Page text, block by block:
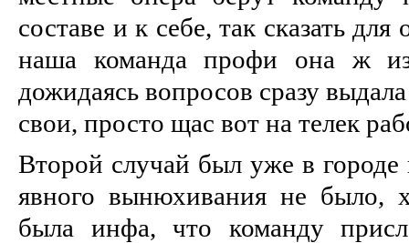
составе и к себе, так сказать
наша команда профи она ж
дожидаясь вопросов сразу
свои, просто щас вот на телек
Второй случай был уже в городе
явного вынюхивания не было,
была инфа, что команду